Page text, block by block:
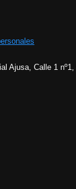
Ajusa, Calle 1